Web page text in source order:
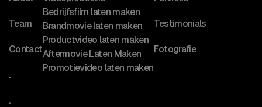
Team
Contact
.
.
Bedrijfsfilm laten maken
Brandmovie laten maken
Productvideo laten maken
Aftermovie Laten Maken
Promotievideo laten maken
Testimonials
Fotografie